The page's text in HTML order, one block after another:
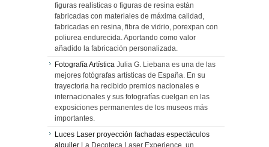
figuras realísticas o figuras de resina están
fabricadas con materiales de máxima calidad,
fabricadas en resina, fibra de vidrio, porexpan con
poliurea endurecida. Aportando como valor
añadido la fabricación personalizada.
Fotografía Artística Julia G. Liebana es una de las
mejores fotógrafas artísticas de España. En su
trayectoria ha recibido premios nacionales e
internacionales y sus fotografías cuelgan en las
exposiciones permanentes de los museos más
importantes.
Luces Laser proyección fachadas espectáculos
alquiler La Decoteca Laser Experience, un